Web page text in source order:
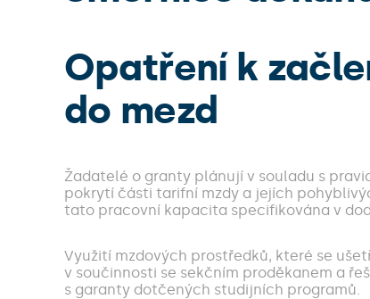
Opatření k
do mezd
Žadatelé o granty plánují v souladu s
pokrytí části tarifní mzdy a jejích
tato pracovní kapacita specifikována v
Využití mzdových prostředků, které se
v součinnosti se sekčním proděkanem a
s garanty dotčených studijních programů.